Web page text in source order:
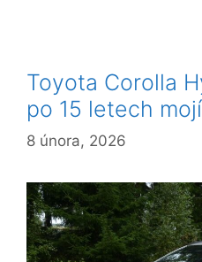
Toyota Corolla
po 15 letech
8 února, 2026